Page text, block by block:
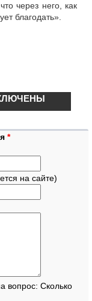
через него, как
благодать».
*
на сайте)
вопрос: Сколько